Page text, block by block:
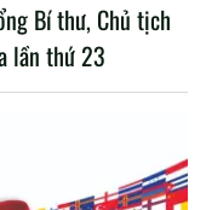
Bí thư, Chủ tịch
lần thứ 23